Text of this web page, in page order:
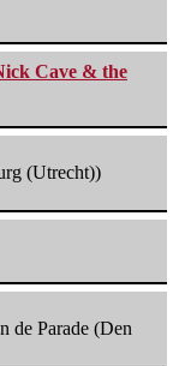
Cave & the
(Utrecht))
de Parade (Den